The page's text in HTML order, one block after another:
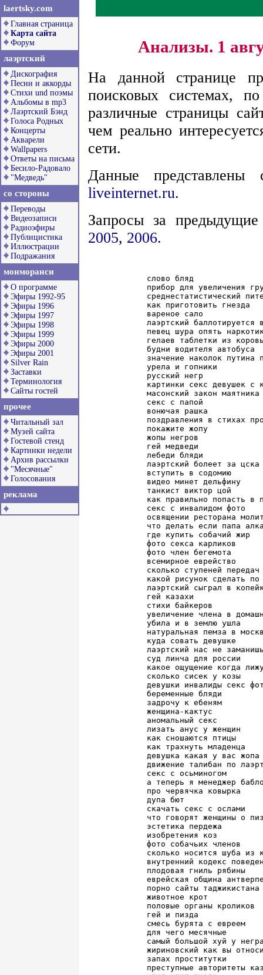
laertsky.com
Главная страница
Карта сайта
Форум
лаэртский
Дискография
Песни и аккорды
Стихи und поэмы
Альбомы в mp3
Лаэртский Бэнд
Голоса Родных
Концерты
Акварели
Wallpapers
Ответы на письма
Бесило-Радовало
"Медведь"
со стороны
Переводы
Видеозаписи
Радиоэфиры
Публицистика
Иллюстрации
Подражания
монморанси
О программе
Эфиры 1992-95
Эфиры 1996
Эфиры 1997
Эфиры 1998
Эфиры 1999
Эфиры 2000
Эфиры 2001
Silver Rain
Заставки
Терминология
Сайты гостей
прочее
Читальный зал
Музей сайта
Гостевой стенд
Картинки недели
Архив рассылки
"Месячные"
Голосования
реклама
Анализы. 1
На данной странице
поисковых системах,
различные страницы
чем реально
сети.
Данные представлены
liveinternet.ru.
Запросы за
2005, 2006.
слово бляд
прибор для увеличения
среднестатистический
как приготовить гнезда
вареное сало
лаэртский баллотируется
певец шура опять
гелаев таблетки из
будни водителя автобуса
значение наколок путина
урела и гопники
русский негр
картинки секс девушек с
масонский закон маятника
секс с папой
вонючая рашка
поздравления в стихах
покажите жопу
жопы негров
гей медведи
лебеди бляди
лаэртский болеет за цска
вступить в содомию
видео минет дельфину
танкист виктор цой
как правильно попасть в
секс с инвалидом фото
освящении ресторана
что делать если папа
где купить собачий жир
фото секса карликов
фото член бегемота
всемирное еврейство
сколько ступеней
какой рисунок сделать
лаэртский сыграл в
гей казахи
стихи байкеров
увеличение члена в
убила и в землю ушла
натуральная пемза в
куда совать девушке
лаэртский нас не
суд линча для россии
какое ощущение когда
сколько сисек у козы
девушки инвалиды секс
беременные бляди
задрочу к ебеням
женщина-кактус
аномальный секс
лизать анус у женщин
как сношаются птицы
как трахнуть младенца
девушка какая у вас жопа
движение талибан по
секс с осьминогом
а теперь я менеджер
про червячка ковырка
дупа бют
скачать секс с ослами
что говорят женщины о
эстетика пердежа
изобретения коз
фото собачьих членов
сколько носится шуба из
внутренний кодекс
плодовая гниль рябины
еврейская община
порно сайты таджикистана
животное крот
половые органы кроликов
гей и пизда
смесь бурята с евреем
для чего месячные
самый большой хуй у
жириновский как вы
запах проститутки
преступные авторитеты